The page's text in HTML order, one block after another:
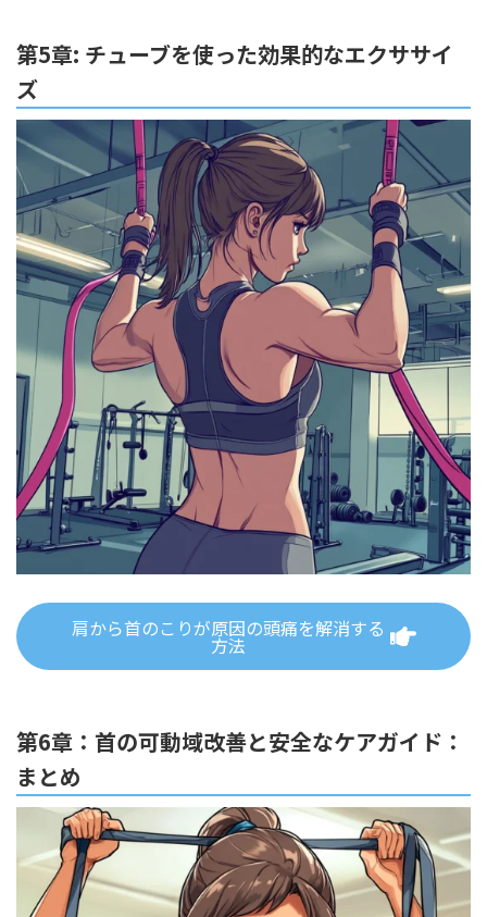
第5章: チューブを使った効果的なエクササイ
ズ
肩から首のこりが原因の頭痛を解消する
方法
第6章：首の可動域改善と安全なケアガイド：
まとめ